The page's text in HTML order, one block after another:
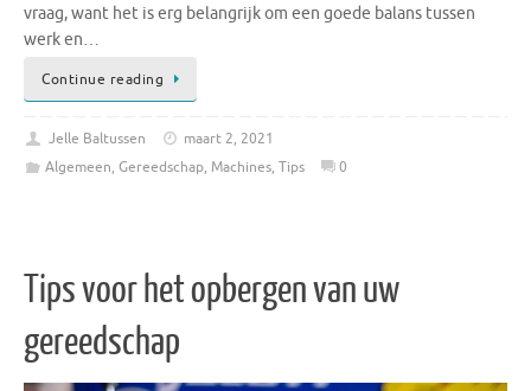
vraag, want het is erg belangrijk om een ​​goede balans tussen
werk en…
Continue reading
Jelle Baltussen
maart 2, 2021
Algemeen, Gereedschap, Machines, Tips 0
Tips voor het opbergen van uw
gereedschap